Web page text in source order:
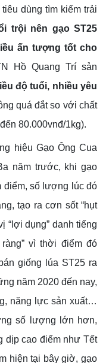
dùng tìm kiếm trải
trội nên gạo ST25
ấn tượng tốt cho
Hồ Quang Trí sản
độ tuổi, nhiều yêu
quá đắt so với chất
80.000vnđ/1kg).
hiệu Gạo Ông Cua
năm trước, khi gạo
điểm, số lượng lúc đó
tạo ra cơn sốt “hụt
“lợi dụng” danh tiếng
vì thời điểm đó
giống lúa ST25 ra
năm 2020 đến nay,
năng lực sản xuất…
số lượng lớn hơn,
dịp cao điểm như Tết
hiện tại bây giờ, gạo